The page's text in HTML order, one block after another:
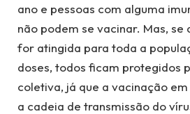
ano e pessoas com alguma
não podem se vacinar. Mas, se
for atingida para toda a
doses, todos ficam protegidos
coletiva, já que a vacinação
a cadeia de transmissão do